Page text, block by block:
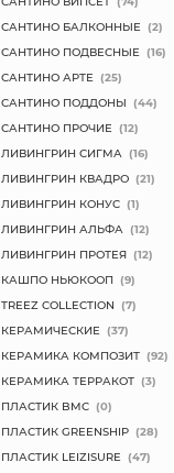
САНТИНО БАЛКОННЫЕ (2)
САНТИНО ПОДВЕСНЫЕ (16)
САНТИНО АРТЕ (25)
САНТИНО ПОДДОНЫ (44)
САНТИНО ПРОЧИЕ (12)
ЛИВИНГРИН СИГМА (16)
ЛИВИНГРИН КВАДРО (21)
ЛИВИНГРИН КОНУС (1)
ЛИВИНГРИН АЛЬФА (12)
ЛИВИНГРИН ПРОТЕЯ (12)
КАШПО НЬЮКООП (9)
TREEZ COLLECTION (7)
КЕРАМИЧЕСКИЕ (37)
КЕРАМИКА КОМПОЗИТ (92)
КЕРАМИКА ТЕРРАКОТ (3)
ПЛАСТИК BMC (0)
ПЛАСТИК GREENSHIP (28)
ПЛАСТИК LEIZISURE (47)